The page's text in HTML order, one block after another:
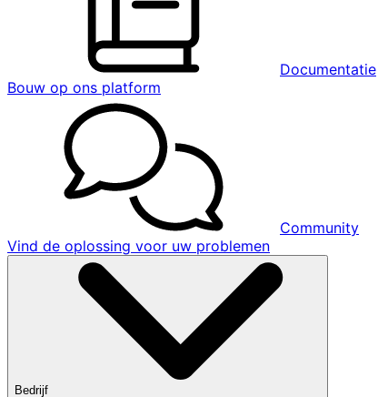
Documentatie
Bouw op ons platform
Community
Vind de oplossing voor uw problemen
Bedrijf